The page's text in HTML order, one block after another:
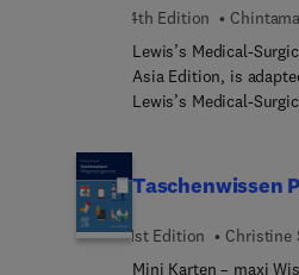
and in your career.
4th Edition
Lewis’s Medical-
Asia Edition, is
Lewis’s Medical-
concise and readable
reviewed by leading
that information is
Taschenwissen
1st Edition Christine
Mini Karten – maxi